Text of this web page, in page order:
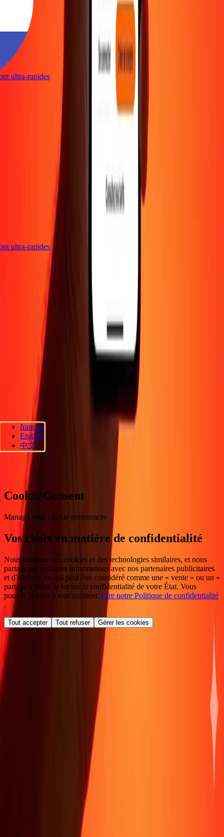
ultra-rapides
ultra-rapides
Blog
Envoyer de l'argent en
Entreprise Devenir agent
Devenir affilié
Politique de confidentialité
Avis sur les cookies
Promotion Prévention de la fraude
d'accessibilité
Suivez-nous
Ria Lithuania UAB. © 2026 Dandelion Payments, Inc. Tous droits
réservés.
Préférences en matière de cookies
français
English
中文
Cookie Consent
Manage your cookie preferences
Vos choix en matière de confidentialité
Nous utilisons des cookies et des technologies similaires, et nous
partageons certaines informations avec nos partenaires publicitaires
et d'analyse, ce qui peut être considéré comme une « vente » ou un «
partage » selon la loi sur la confidentialité de votre État. Vous
pouvez refuser à tout moment. Lire notre Politique de confidentialité
.
Tout accepter Tout refuser Gérer les cookies